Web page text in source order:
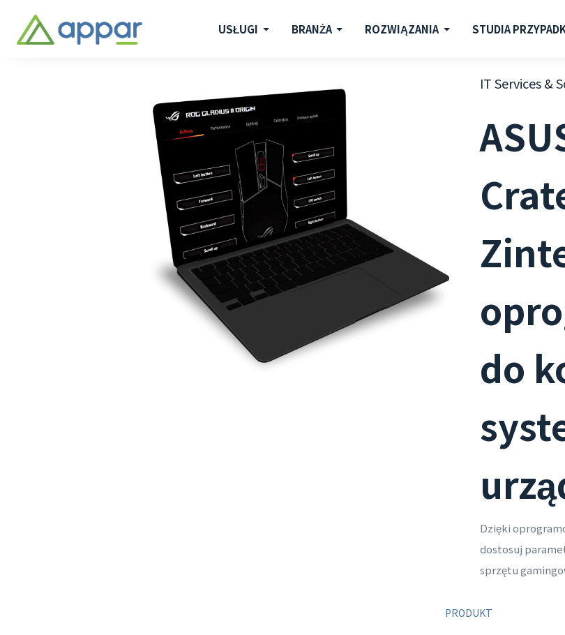
USŁUGI BRANŻA ROZWIĄZANIA STUDIA
IT Services &
do
Dzięki
dostosuj
sprzętu
PRODUKT